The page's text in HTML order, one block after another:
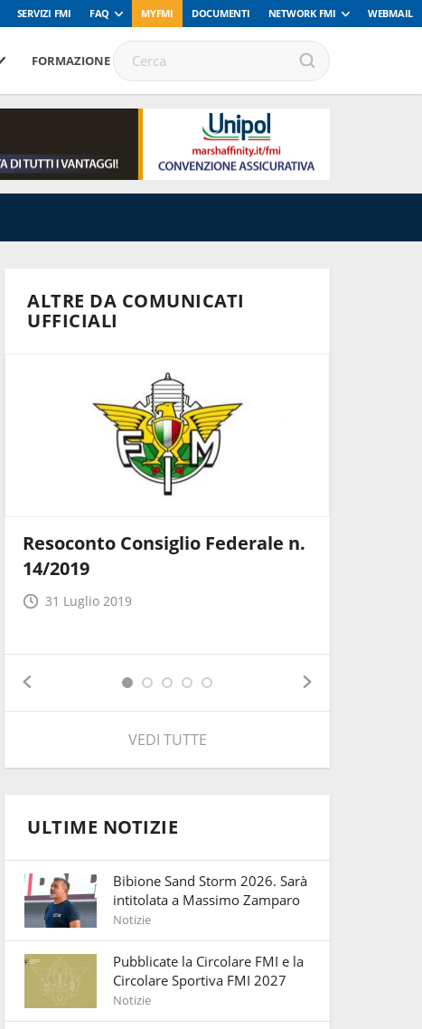
SERVIZI FMI FAQ MYFMI DOCUMENTI NETWORK FMI WEBMAIL
FORMAZIONE
ALTRE DA COMUNICATI
UFFICIALI
Resoconto Consiglio Federale n.
14/2019
31 Luglio 2019
VEDI TUTTE
ULTIME NOTIZIE
Bibione Sand Storm 2026. Sarà
intitolata a Massimo Zamparo
Notizie
Pubblicate la Circolare FMI e la
Circolare Sportiva FMI 2027
Notizie